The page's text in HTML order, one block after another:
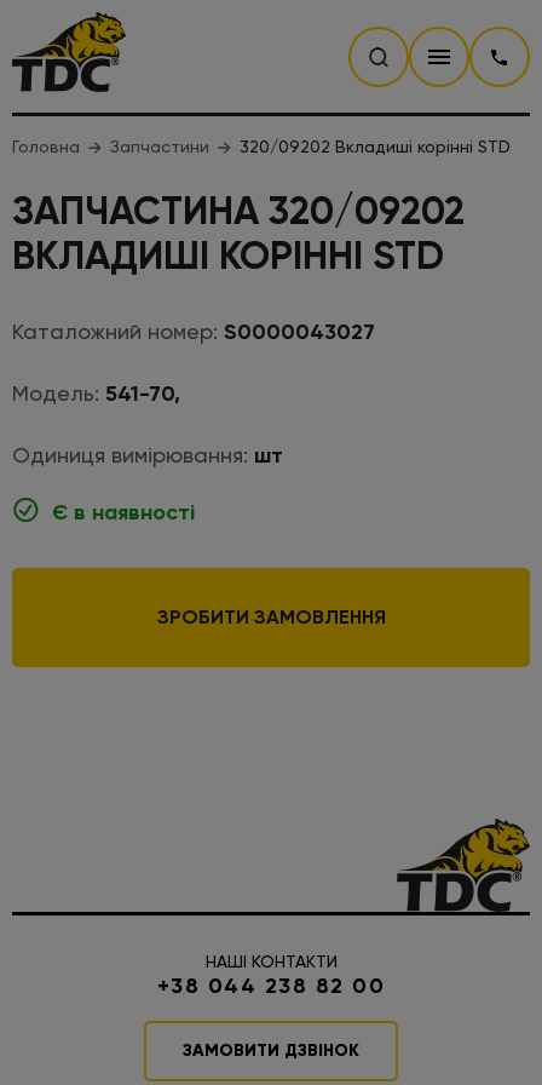
Головна Запчастини 320/09202 Вкладиші корінні STD
ЗАПЧАСТИНА 320/09202
ВКЛАДИШІ КОРІННІ STD
Каталожний номер: S0000043027
Модель: 541-70,
Одиниця вимірювання: шт
Є в наявності
ЗРОБИТИ ЗАМОВЛЕННЯ
НАШІ КОНТАКТИ
+38 044 238 82 00
ЗАМОВИТИ ДЗВІНОК